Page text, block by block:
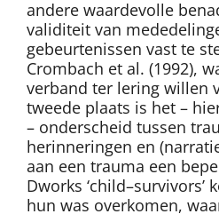
andere waardevolle
validiteit van
gebeurtenissen vast te
Crombach et al. (1992),
verband ter lering willen
tweede plaats is het –
– onderscheid tussen
herinneringen en
aan een trauma een
Dworks ‘child–survivors’
hun was overkomen,